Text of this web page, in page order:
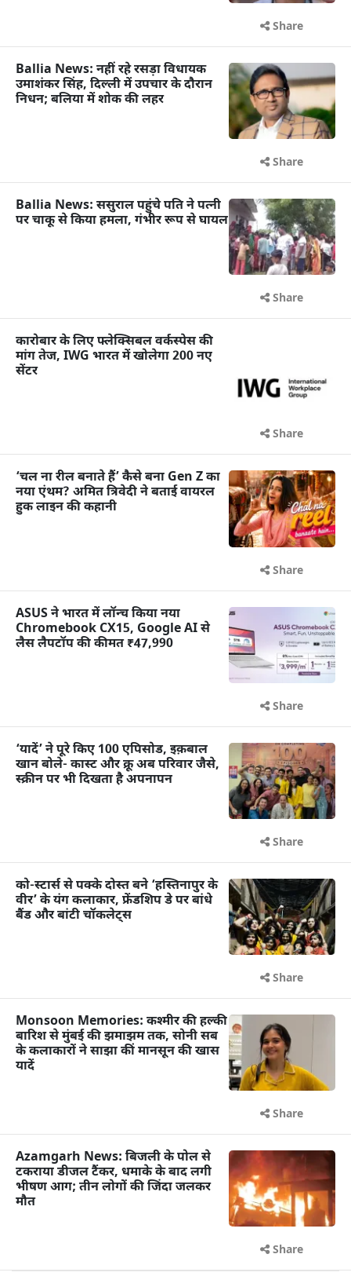
Share
Ballia News: नहीं रहे रसड़ा विधायक
उमाशंकर सिंह, दिल्ली में उपचार के दौरान
निधन; बलिया में शोक की लहर
Share
Ballia News: ससुराल पहुंचे पति ने पत्नी
पर चाकू से किया हमला, गंभीर रूप से घायल
Share
कारोबार के लिए फ्लेक्सिबल वर्कस्पेस की
मांग तेज, IWG भारत में खोलेगा 200 नए
सेंटर
Share
‘चल ना रील बनाते हैं’ कैसे बना Gen Z का
नया एंथम? अमित त्रिवेदी ने बताई वायरल
हुक लाइन की कहानी
Share
ASUS ने भारत में लॉन्च किया नया
Chromebook CX15, Google AI से
लैस लैपटॉप की कीमत ₹47,990
Share
‘यादें’ ने पूरे किए 100 एपिसोड, इक़बाल
खान बोले- कास्ट और क्रू अब परिवार जैसे,
स्क्रीन पर भी दिखता है अपनापन
Share
को-स्टार्स से पक्के दोस्त बने ‘हस्तिनापुर के
वीर’ के यंग कलाकार, फ्रेंडशिप डे पर बांधे
बैंड और बांटी चॉकलेट्स
Share
Monsoon Memories: कश्मीर की हल्की
बारिश से मुंबई की झमाझम तक, सोनी सब
के कलाकारों ने साझा कीं मानसून की खास
यादें
Share
Azamgarh News: बिजली के पोल से
टकराया डीजल टैंकर, धमाके के बाद लगी
भीषण आग; तीन लोगों की जिंदा जलकर
मौत
Share